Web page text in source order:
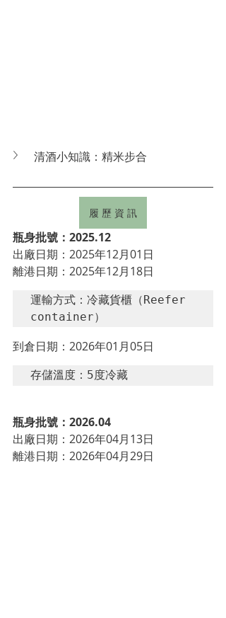
清酒小知識：精米步合
履 歷 資 訊
瓶身批號：2025.12
出廠日期：2025年12月01日
離港日期：2025年12月18日
運輸方式：冷藏貨櫃（Reefer
container）
到倉日期：2026年01月05日
存儲溫度：5度冷藏
瓶身批號：2026.04
出廠日期： 2026年04月13日
離港日期： 2026年04月29日